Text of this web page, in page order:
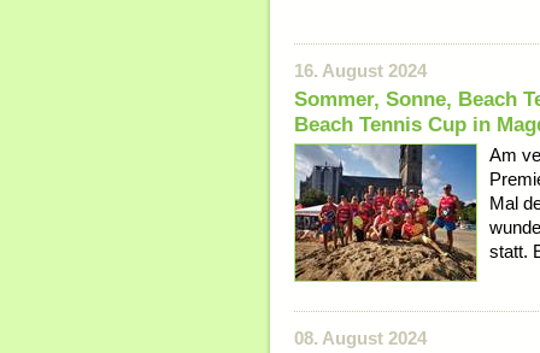
16. August 2024
Sommer, Sonne, Beach
Beach Tennis Cup in
Am
Mal
statt.
08. August 2024